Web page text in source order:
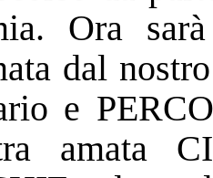
Ora
dal
e
amata